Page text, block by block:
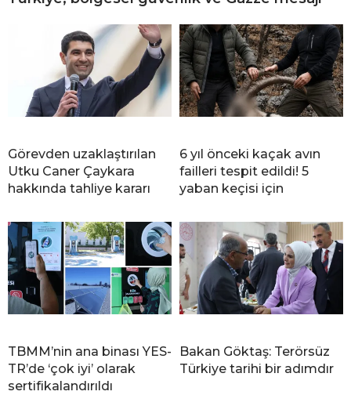
Görevden uzaklaştırılan
Utku Caner Çaykara
hakkında tahliye kararı
6 yıl önceki kaçak avın
failleri tespit edildi! 5
yaban keçisi için
TBMM’nin ana binası YES-
TR’de ‘çok iyi’ olarak
sertifikalandırıldı
Bakan Göktaş: Terörsüz
Türkiye tarihi bir adımdır